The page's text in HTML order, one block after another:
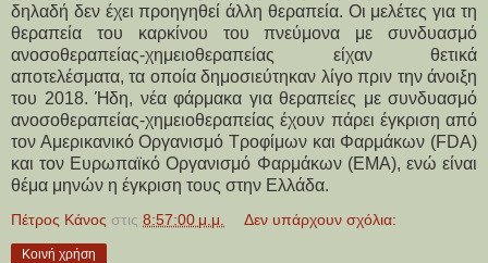
δηλαδή δεν έχει προηγηθεί άλλη θεραπεία. Οι μελέτες για τη
θεραπεία του καρκίνου του πνεύμονα με συνδυασμό
ανοσοθεραπείας-χημειοθεραπείας είχαν θετικά
αποτελέσματα, τα οποία δημοσιεύτηκαν λίγο πριν την άνοιξη
του 2018. Ήδη, νέα φάρμακα για θεραπείες με συνδυασμό
ανοσοθεραπείας-χημειοθεραπείας έχουν πάρει έγκριση από
τον Αμερικανικό Οργανισμό Τροφίμων και Φαρμάκων (FDA)
και τον Ευρωπαϊκό Οργανισμό Φαρμάκων (ΕΜΑ), ενώ είναι
θέμα μηνών η έγκριση τους στην Ελλάδα.
Πέτρος Κάνος στις 8:57:00 μ.μ. Δεν υπάρχουν σχόλια:
Κοινή χρήση